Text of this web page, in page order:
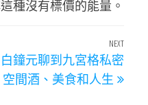
種沒有標價的能量。
Next
NEXT
白鐘元聊到九宮格私密
空間酒、美食和人生